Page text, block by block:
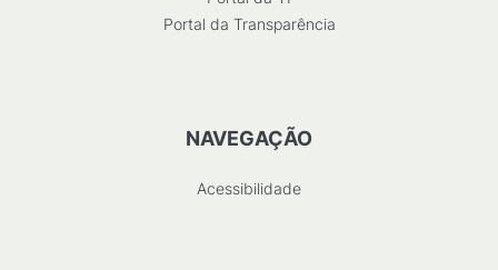
Portal da Transparência
NAVEGAÇÃO
Acessibilidade